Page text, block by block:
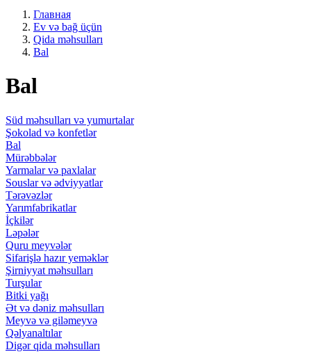
Главная
Ev və bağ üçün
Qida məhsulları
Bal
Bal
Süd məhsulları və yumurtalar
Şokolad və konfetlər
Bal
Mürəbbələr
Yarmalar və paxlalar
Souslar və ədviyyatlar
Tərəvəzlər
Yarımfabrikatlar
İçkilər
Ləpələr
Quru meyvələr
Sifarişlə hazır yeməklər
Şirniyyat məhsulları
Turşular
Bitki yağı
Ət və dəniz məhsulları
Meyvə və giləmeyvə
Qəlyanaltılar
Digər qida məhsulları